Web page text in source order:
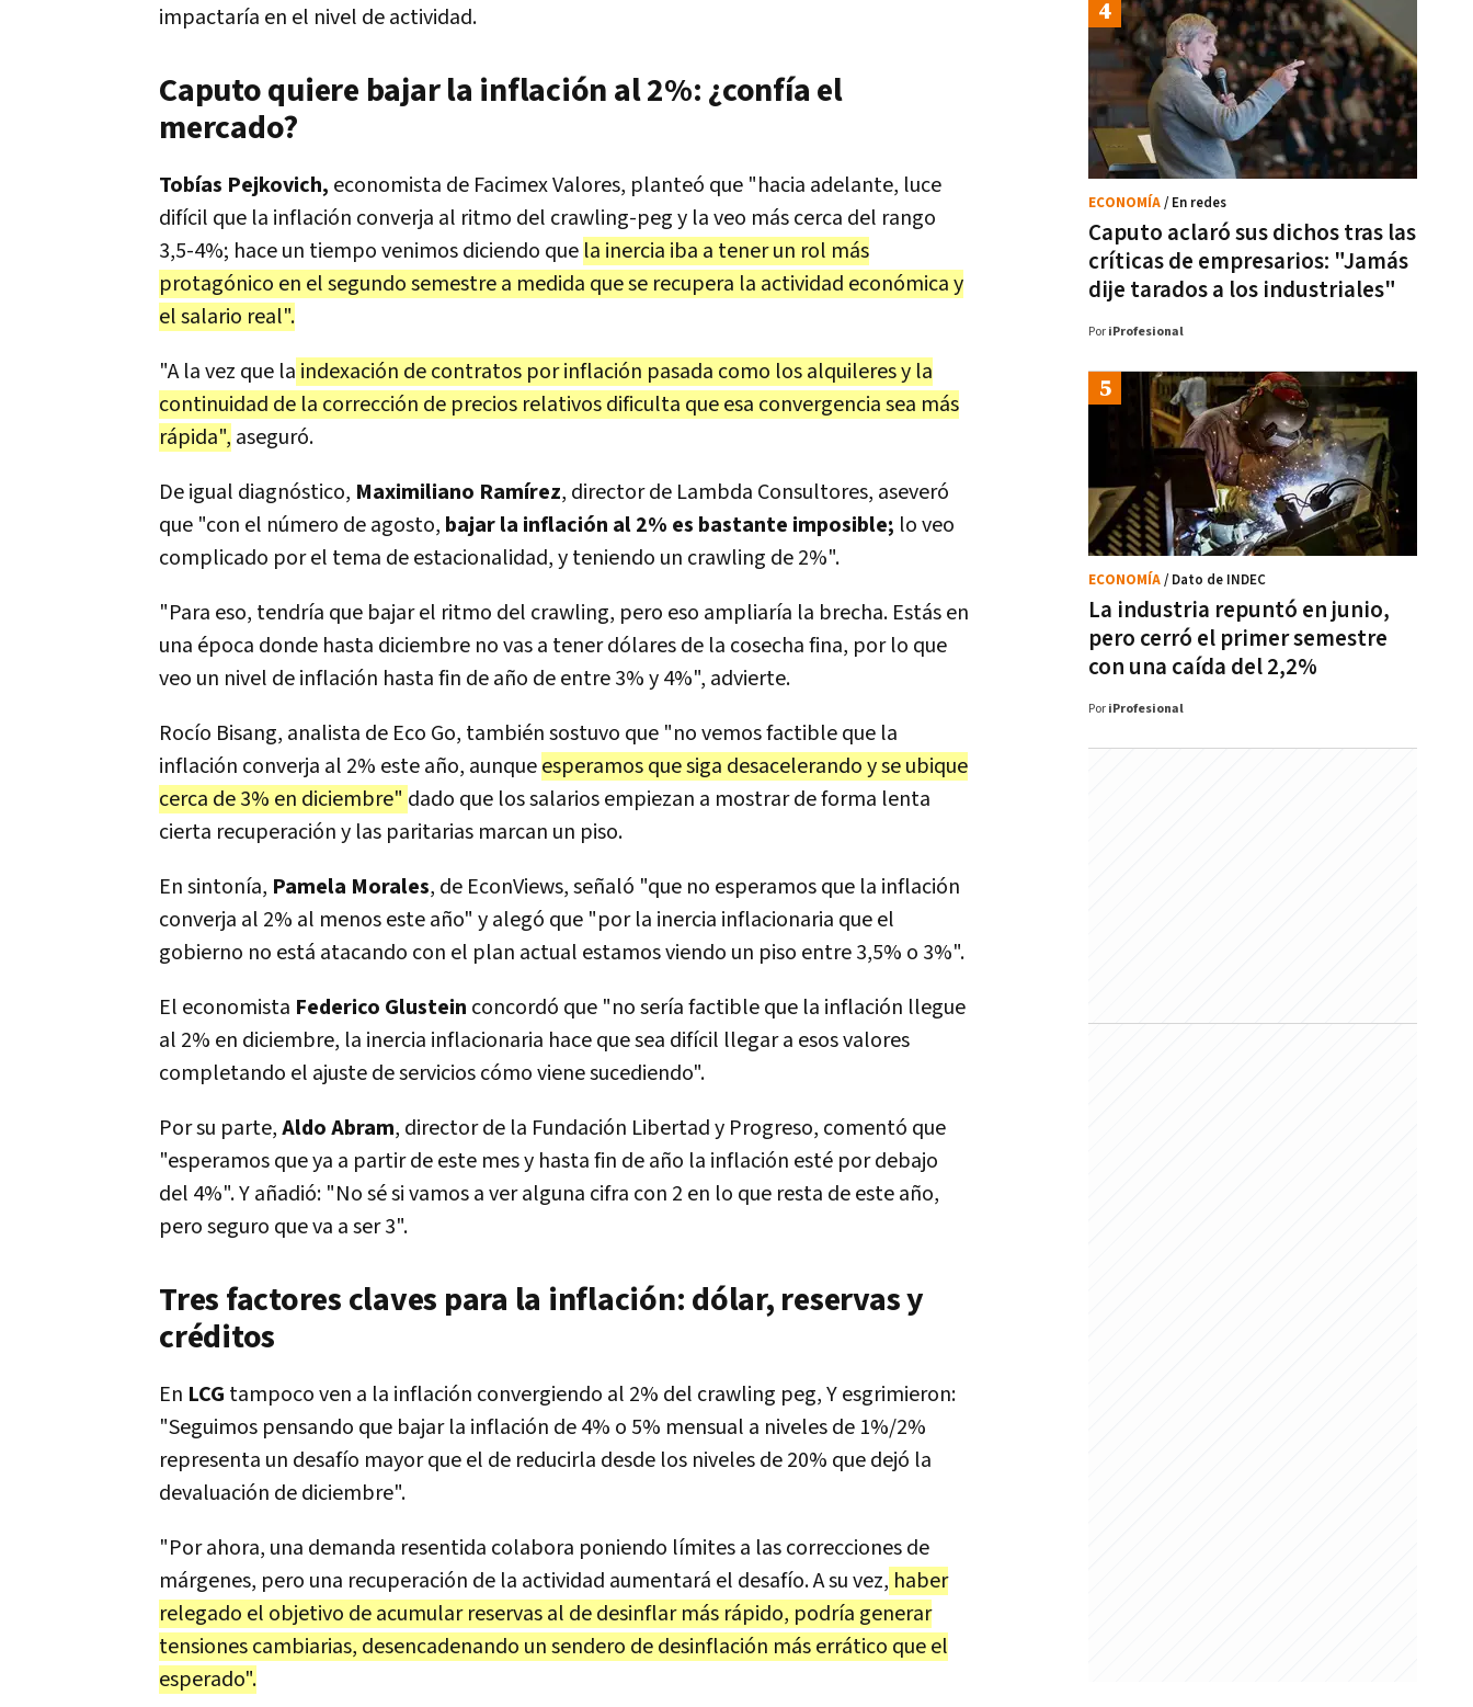
impactaría en el nivel de actividad.
Caputo quiere bajar la inflación al 2%: ¿confía el
mercado?
Tobías Pejkovich, economista de Facimex Valores, planteó que "hacia adelante, luce
difícil que la inflación converja al ritmo del crawling-peg y la veo más cerca del rango
3,5-4%; hace un tiempo venimos diciendo que la inercia iba a tener un rol más
protagónico en el segundo semestre a medida que se recupera la actividad económica y
el salario real".
"A la vez que la indexación de contratos por inflación pasada como los alquileres y la
continuidad de la corrección de precios relativos dificulta que esa convergencia sea más
rápida", aseguró.
De igual diagnóstico, Maximiliano Ramírez, director de Lambda Consultores, aseveró
que "con el número de agosto, bajar la inflación al 2% es bastante imposible; lo veo
complicado por el tema de estacionalidad, y teniendo un crawling de 2%".
"Para eso, tendría que bajar el ritmo del crawling, pero eso ampliaría la brecha. Estás en
una época donde hasta diciembre no vas a tener dólares de la cosecha fina, por lo que
veo un nivel de inflación hasta fin de año de entre 3% y 4%", advierte.
Rocío Bisang, analista de Eco Go, también sostuvo que "no vemos factible que la
inflación converja al 2% este año, aunqueesperamos que siga desacelerando y se ubique
cerca de 3% en diciembre" dado que los salarios empiezan a mostrar de forma lenta
cierta recuperación y las paritarias marcan un piso.
En sintonía, Pamela Morales, de EconViews, señaló "que no esperamos que la inflación
converja al 2% al menos este año" y alegó que "por la inercia inflacionaria que el
gobierno no está atacando con el plan actual estamos viendo un piso entre 3,5% o 3%".
El economista Federico Glustein concordó que "no sería factible que la inflación llegue
al 2% en diciembre, la inercia inflacionaria hace que sea difícil llegar a esos valores
completando el ajuste de servicios cómo viene sucediendo".
Por su parte,Aldo Abram, director de la Fundación Libertad y Progreso, comentó que
"esperamos que ya a partir de este mes y hasta fin de año la inflación esté por debajo
del 4%". Y añadió: "No sé si vamos a ver alguna cifra con 2 en lo que resta de este año,
pero seguro que va a ser 3".
Tres factores claves para la inflación: dólar, reservas y
créditos
En LCG tampoco ven a la inflación convergiendo al 2% del crawling peg, Y esgrimieron:
"Seguimos pensando que bajar la inflación de 4% o 5% mensual a niveles de 1%/2%
representa un desafío mayor que el de reducirla desde los niveles de 20% que dejó la
devaluación de diciembre".
"Por ahora, una demanda resentida colabora poniendo límites a las correcciones de
márgenes, pero una recuperación de la actividad aumentará el desafío. A su vez, haber
relegado el objetivo de acumular reservas al de desinflar más rápido, podría generar
tensiones cambiarias, desencadenando un sendero de desinflación más errático que el
esperado".
Caputo aclaró sus dichos tras las
críticas de empresarios: "Jamás
dije tarados a los industriales"
ECONOMÍA/ En redes
Por iProfesional
La industria repuntó en junio,
pero cerró el primer semestre
con una caída del 2,2%
ECONOMÍA/ Dato de INDEC
Por iProfesional